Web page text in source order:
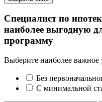
Специалист по
наиболее выгодную
программу
Выберите наиболее важное
Без
С минимальной